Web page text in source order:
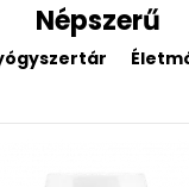
Népszerű